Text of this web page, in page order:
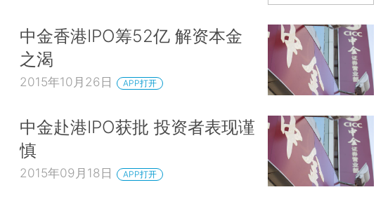
中金香港IPO筹52亿 解资本金
之渴
2015年10月26日 APP打开
中金赴港IPO获批 投资者表现谨
慎
2015年09月18日 APP打开